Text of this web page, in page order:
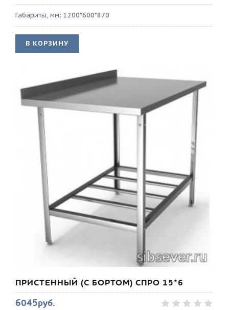
Габариты, мм: 1200*600*870
В КОРЗИНУ
ПРИСТЕННЫЙ (С БОРТОМ) СПРО 15*6
6045руб.